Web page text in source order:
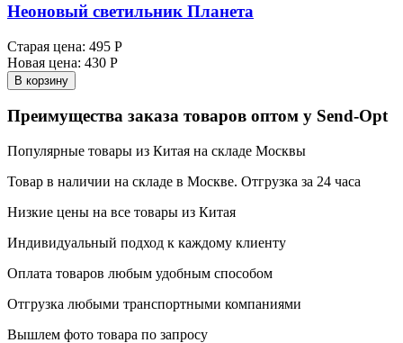
Неоновый светильник Планета
Старая цена: 495 Р
Новая цена: 430 Р
В корзину
Преимущества заказа товаров оптом у Send-Opt
Популярные товары из Китая на складе Москвы
Товар в наличии на складе в Москве. Отгрузка за 24 часа
Низкие цены на все товары из Китая
Индивидуальный подход к каждому клиенту
Оплата товаров любым удобным способом
Отгрузка любыми транспортными компаниями
Вышлем фото товара по запросу